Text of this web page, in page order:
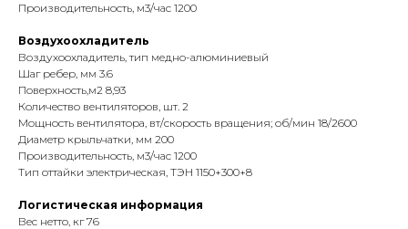
Производительность, м3/час 1200
Воздухоохладитель
Воздухоохладитель, тип медно-алюминиевый
Шаг ребер, мм 3.6
Поверхность,м2 8,93
Количество вентиляторов, шт. 2
Мощность вентилятора, вт/скорость вращения; об/мин 18/2600
Диаметр крыльчатки, мм 200
Производительность, м3/час 1200
Тип оттайки электрическая, ТЭН 1150+300+8
Логистическая информация
Вес нетто, кг 76